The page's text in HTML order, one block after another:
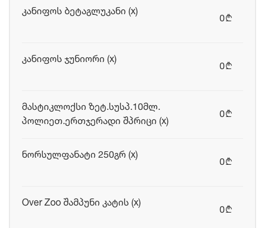
კანიფოს ბეტაგლუკანი (x)
0b
კანიფოს ჯუნიორი (x)
0b
მასტიკლოქსი ზეტ.სუსპ.10მლ.
პოლიეთ.ერთჯერადი შპრიცი (x)
0b
ნორსულფანატი 250გრ (x)
0b
Over Zoo შამპუნი კატის (x)
0b